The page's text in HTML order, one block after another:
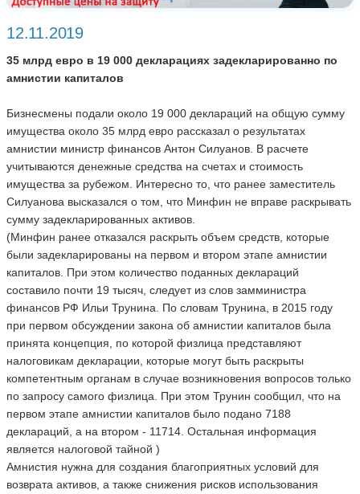
12.11.2019
35 млрд евро в 19 000 декларациях задекларированно по
амнистии капиталов
Бизнесмены подали около 19 000 деклараций на общую сумму
имущества около 35 млрд евро рассказал о результатах
амнистии министр финансов Антон Силуанов. В расчете
учитываются денежные средства на счетах и стоимость
имущества за рубежом. Интересно то, что ранее заместитель
Силуанова высказался о том, что Минфин не вправе раскрывать
сумму задекларированных активов.
(Минфин ранее отказался раскрыть объем средств, которые
были задекларированы на первом и втором этапе амнистии
капиталов. При этом количество поданных деклараций
составило почти 19 тысяч, следует из слов замминистра
финансов РФ Ильи Трунина. По словам Трунина, в 2015 году
при первом обсуждении закона об амнистии капиталов была
принята концепция, по которой физлица представляют
налоговикам декларации, которые могут быть раскрыты
компетентным органам в случае возникновения вопросов только
по запросу самого физлица. При этом Трунин сообщил, что на
первом этапе амнистии капиталов было подано 7188
деклараций, а на втором - 11714. Остальная информация
является налоговой тайной )
Амнистия нужна для создания благоприятных условий для
возврата активов, а также снижения рисков использования